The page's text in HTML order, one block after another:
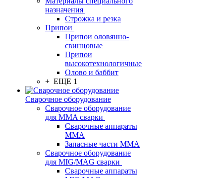
назначения
Строжка и резка
Припои
Припои оловянно-
свинцовые
Припои
высокотехнологичные
Олово и баббит
+ ЕЩЕ 1
Сварочное оборудование
Сварочное оборудование
для MMA сварки
Сварочные аппараты
MMA
Запасные части MMA
Сварочное оборудование
для MIG/MAG сварки
Сварочные аппараты